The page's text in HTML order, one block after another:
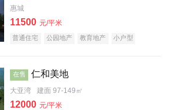
惠城
11500 元/平米
普通住宅 公园地产 教育地产 小户型
在售 仁和美地
大亚湾 建面 97-149㎡
12000 元/平米